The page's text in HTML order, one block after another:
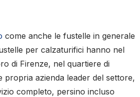
come anche le fustelle in generale
per calzaturifici hanno nel
di Firenze, nel quartiere di
propria azienda leader del settore,
completo, persino incluso